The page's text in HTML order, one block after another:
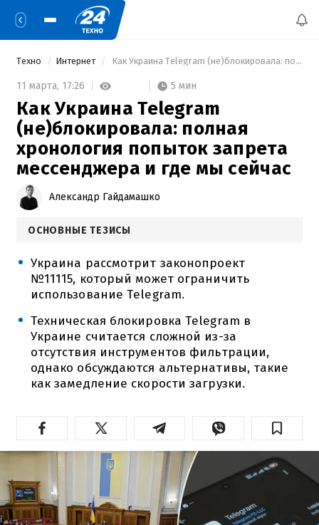
Техно Интернет Как Украина Telegram (не)блокировала: полная хронология попыток запрета мессенджера и где мы сейчас
11 марта, 17:26 5 мин
Как Украина Telegram
(не)блокировала: полная
хронология попыток запрета
мессенджера и где мы сейчас
Александр Гайдамашко
ОСНОВНЫЕ ТЕЗИСЫ
Украина рассмотрит законопроект
№11115, который может ограничить
использование Telegram.
Техническая блокировка Telegram в
Украине считается сложной из-за
отсутствия инструментов фильтрации,
однако обсуждаются альтернативы, такие
как замедление скорости загрузки.